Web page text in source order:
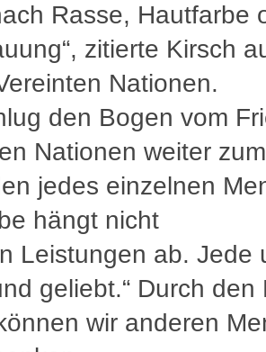
Rasse, Hautfarbe
zitierte Kirsch
Nationen.
den Bogen vom
Nationen weiter zum
jedes einzelnen
hängt nicht
Leistungen ab. Jede
geliebt.“ Durch den
wir anderen